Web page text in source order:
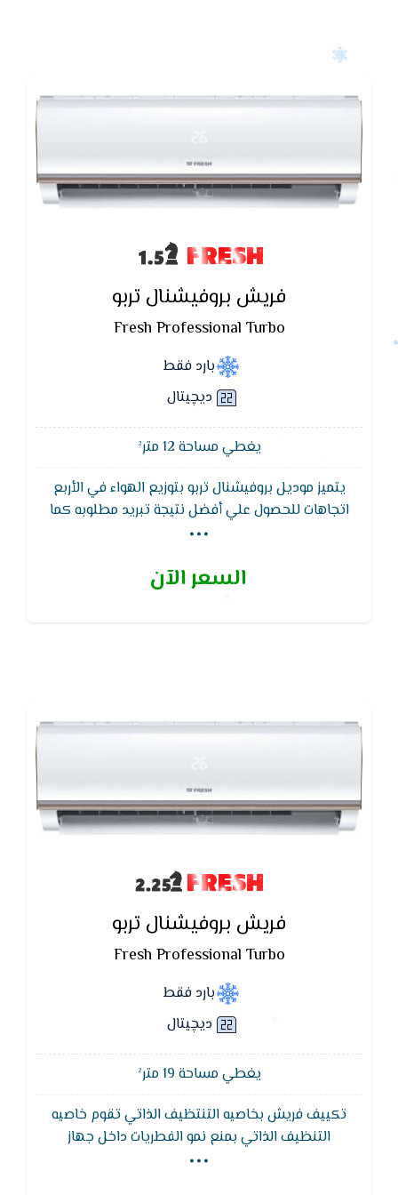
FRESH
فريش بروفيشنال تربو
Fresh Professional Turbo
بارد فقط
ديچيتال
يغطي مساحة 12 متر²
يتميز موديل بروفيشنال تربو بتوزيع الهواء في الأربع
اتجاهات للحصول علي أفضل نتيجة تبريد مطلوبه كما
عوائق التي تمنع وصوله,خاصية التبريد السريع والتى تعمل
...
السعر الآن
FRESH
فريش بروفيشنال تربو
Fresh Professional Turbo
بارد فقط
ديچيتال
يغطي مساحة 19 متر²
تكييف فريش بخاصيه التنتظيف الذاتي تقوم خاصيه
التنظيف الذاتي بمنع نمو الفطريات داخل جهاز
التكييف,فعند تشغيل خاصيه التنظيف الذاتي و ذالك في
...